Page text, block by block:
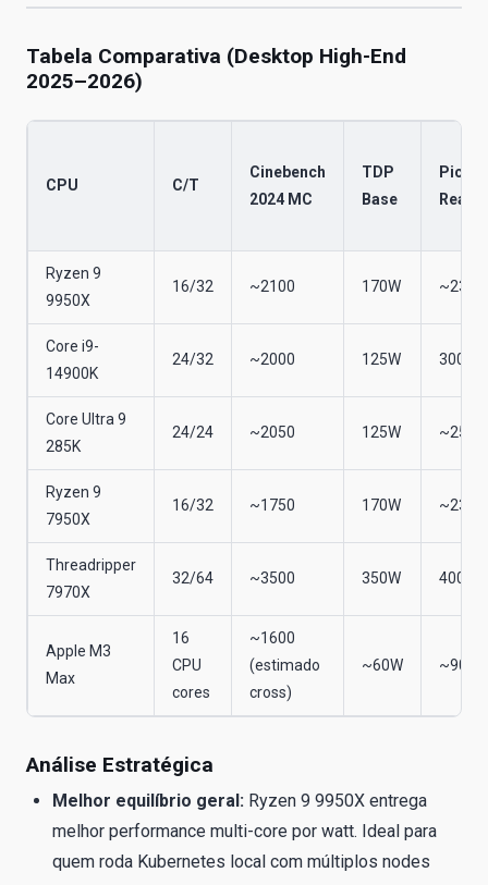
Tabela Comparativa (Desktop High-End
2025–2026)
CPU C/T
Cinebench
2024 MC
TDP
Base
Pico
Real
Ryzen 9
9950X
16/32 ~2100 170W ~230W
Core i9-
14900K
24/32 ~2000 125W 300W+
Core Ultra 9
285K
24/24 ~2050 125W ~250W
Ryzen 9
7950X
16/32 ~1750 170W ~230W
Threadripper
7970X
32/64 ~3500 350W 400W
Apple M3
Max
16
CPU
cores
~1600
(estimado
cross)
~60W ~90W
Análise Estratégica
Melhor equilíbrio geral: Ryzen 9 9950X entrega
melhor performance multi-core por watt. Ideal para
quem roda Kubernetes local com múltiplos nodes